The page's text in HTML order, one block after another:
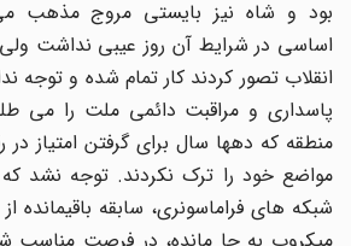
بود و شاه نیز بایستی مروج مذهب می
اساسی در شرایط آن روز عیبی نداشت ولی
انقلاب تصور کردند کار تمام شده و توجه
پاسداری و مراقبت دائمی ملت را می
منطقه که دهها سال برای گرفتن امتیاز در
مواضع خود را ترک نکردند. توجه نشد که
شبکه های فراماسونری، سابقه باقیمانده از